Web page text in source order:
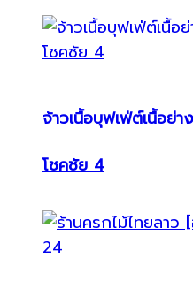
จ้าวเนื้อบุฟเฟ่ต์เนื้อย่
โชคชัย 4